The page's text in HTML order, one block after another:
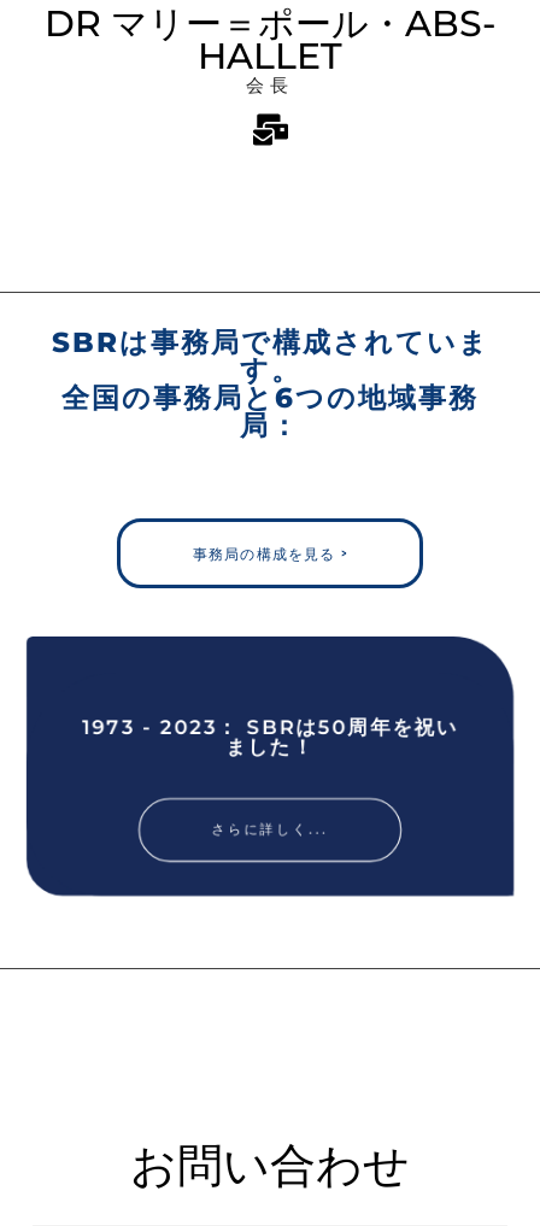
DR マリー＝ポール・ABS-
HALLET
会長
SBRは事務局で構成されていま
す。
全国の事務局と6つの地域事務
局：
事務局の構成を見る >
1973 - 2023： SBRは50周年を祝い
ました！
さらに詳しく...
お問い合わせ